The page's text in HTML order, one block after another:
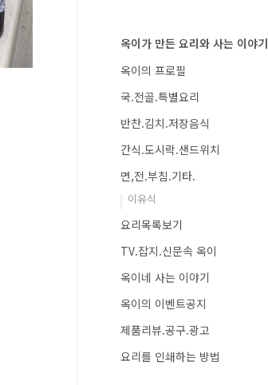
옥이가 만든 요리와 사는 이야기
옥이의 프로필
국.전골.특별요리
반찬.김치.저장음식
간식.도시락.샌드위치
면,전.부침.기타.
이유식
요리목록보기
TV.잡지.신문속 옥이
옥이네 사는 이야기
옥이의 이벤트공지
제품리뷰.공구.광고
요리를 인쇄하는 방법